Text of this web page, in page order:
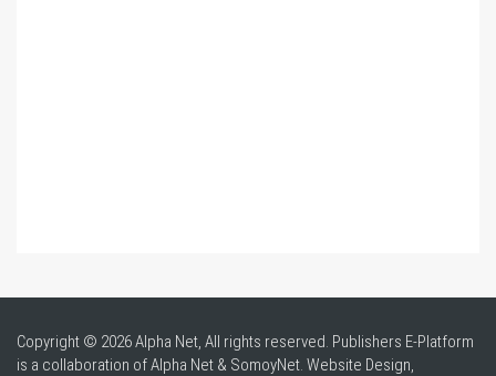
Copyright © 2026 Alpha Net, All rights reserved. Publishers E-Platform
is a collaboration of Alpha Net & SomoyNet. Website Design,